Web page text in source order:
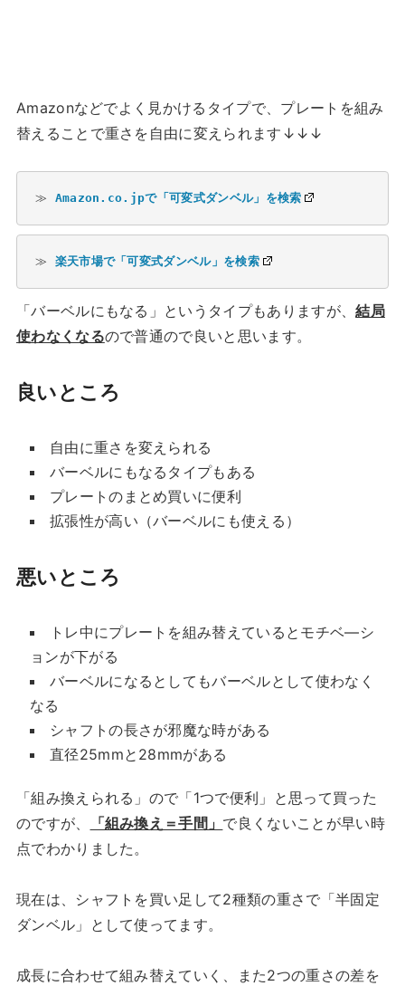
Amazonなどでよく見かけるタイプで、プレートを組み
替えることで重さを自由に変えられます↓↓↓
≫ Amazon.co.jpで「可変式ダンベル」を検索
≫ 楽天市場で「可変式ダンベル」を検索
「バーベルにもなる」というタイプもありますが、結局
使わなくなるので普通ので良いと思います。
良いところ
自由に重さを変えられる
バーベルにもなるタイプもある
プレートのまとめ買いに便利
拡張性が高い（バーベルにも使える）
悪いところ
トレ中にプレートを組み替えているとモチベ―シ
ョンが下がる
バーベルになるとしてもバーベルとして使わなく
なる
シャフトの長さが邪魔な時がある
直径25mmと28mmがある
「組み換えられる」ので「1つで便利」と思って買った
のですが、
「組み換え＝手間」 で良くないことが早い時
点でわかりました。
現在は、シャフトを買い足して2種類の重さで「半固定
ダンベル」として使ってます。
成長に合わせて組み替えていく、また2つの重さの差を